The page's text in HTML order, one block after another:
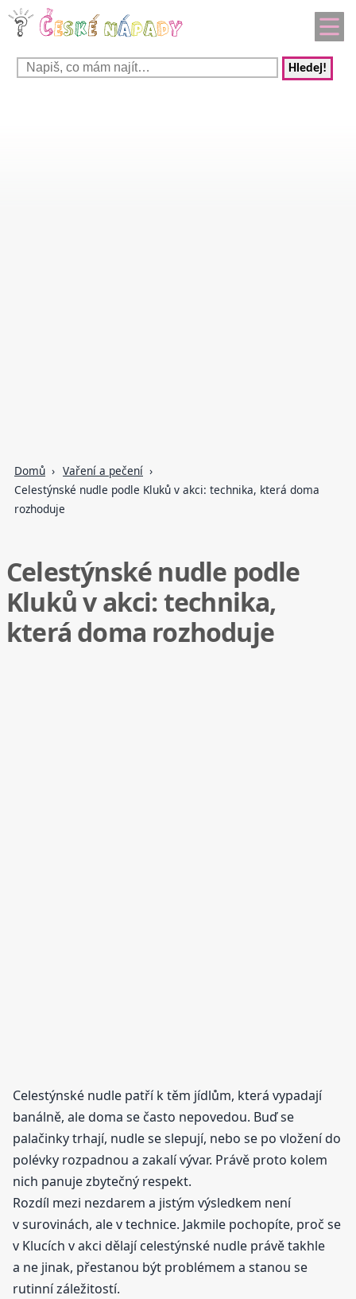
Hledej!
Domů
Vaření a pečení
Celestýnské nudle podle Kluků v akci: technika, která doma
rozhoduje
Celestýnské nudle podle
Kluků v akci: technika,
která doma rozhoduje
Celestýnské nudle patří k těm jídlům, která vypadají
banálně, ale doma se často nepovedou. Buď se
palačinky trhají, nudle se slepují, nebo se po vložení do
polévky rozpadnou a zakalí vývar. Právě proto kolem
nich panuje zbytečný respekt.
Rozdíl mezi nezdarem a jistým výsledkem není
v surovinách, ale v technice. Jakmile pochopíte, proč se
v Klucích v akci dělají celestýnské nudle právě takhle
a ne jinak, přestanou být problémem a stanou se
rutinní záležitostí.